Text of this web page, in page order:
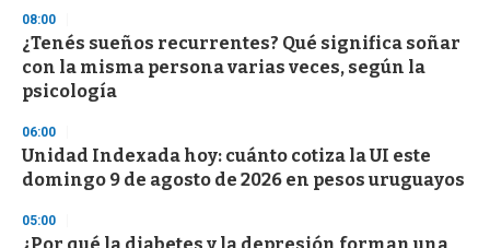
3
s
e
c
o
d
s
08:00
¿Tenés sueños recurrentes? Qué significa soñar
con la misma persona varias veces, según la
psicología
06:00
Unidad Indexada hoy: cuánto cotiza la UI este
domingo 9 de agosto de 2026 en pesos uruguayos
05:00